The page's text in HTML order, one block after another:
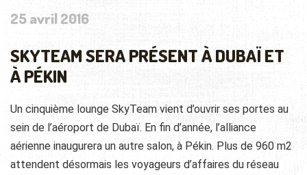
25 avril 2016
SKYTEAM SERA PRÉSENT À DUBAÏ ET
À PÉKIN
Un cinquième lounge SkyTeam vient d’ouvrir ses portes au
sein de l’aéroport de Dubaï. En fin d’année, l’alliance
aérienne inaugurera un autre salon, à Pékin. Plus de 960 m2
attendent désormais les voyageurs d’affaires du réseau